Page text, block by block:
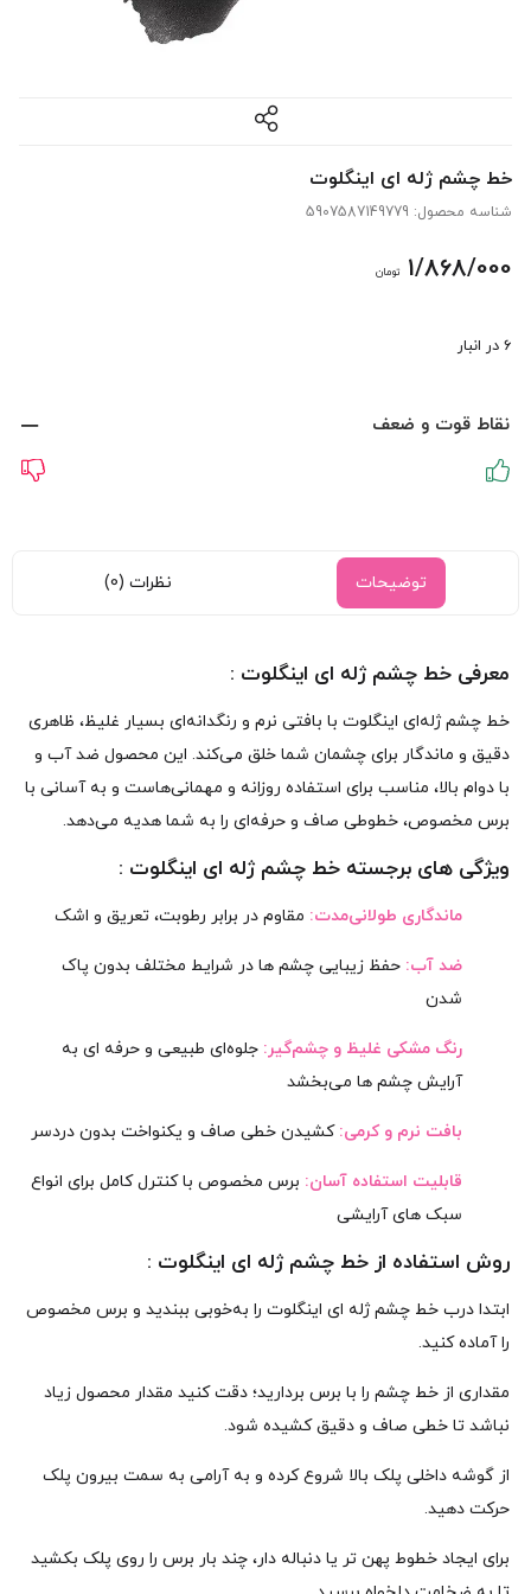
خط چشم ژله ای اینگلوت
شناسه محصول: 5907587149779
1/868/000 تومان
6 در انبار
نقاط قوت و ضعف
توضیحات نظرات (0)
معرفی خط چشم ژله ای اینگلوت :
خط چشم ژله‌ای اینگلوت با بافتی نرم و رنگدانه‌ای بسیار غلیظ، ظاهری
دقیق و ماندگار برای چشمان شما خلق می‌کند. این محصول ضد آب و
با دوام بالا، مناسب برای استفاده روزانه و مهمانی‌هاست و به آسانی با
برس مخصوص، خطوطی صاف و حرفه‌ای را به شما هدیه می‌دهد.
ویژگی های برجسته خط چشم ژله ای اینگلوت :
ماندگاری طولانی‌مدت: مقاوم در برابر رطوبت، تعریق و اشک
ضد آب: حفظ زیبایی چشم‌ ها در شرایط مختلف بدون پاک
شدن
رنگ مشکی غلیظ و چشم‌گیر: جلوه‌ای طبیعی و حرفه‌ ای به
آرایش چشم‌ ها می‌بخشد
بافت نرم و کرمی: کشیدن خطی صاف و یکنواخت بدون دردسر
قابلیت استفاده آسان: برس مخصوص با کنترل کامل برای انواع
سبک‌ های آرایشی
روش استفاده از خط چشم ژله ای اینگلوت :
ابتدا درب خط چشم ژله‌ ای اینگلوت را به‌خوبی ببندید و برس مخصوص
را آماده کنید.
مقداری از خط چشم را با برس بردارید؛ دقت کنید مقدار محصول زیاد
نباشد تا خطی صاف و دقیق کشیده شود.
از گوشه داخلی پلک بالا شروع کرده و به آرامی به سمت بیرون پلک
حرکت دهید.
برای ایجاد خطوط پهن‌ تر یا دنباله‌ دار، چند بار برس را روی پلک بکشید